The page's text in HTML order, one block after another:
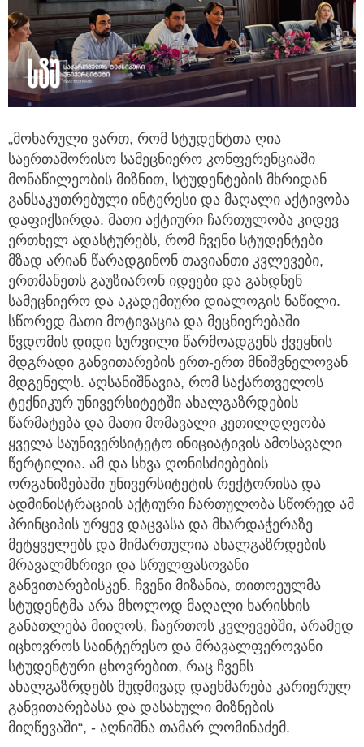
„მოხარული ვართ, რომ სტუდენტთა ღია
საერთაშორისო სამეცნიერო კონფერენციაში
მონაწილეობის მიზნით, სტუდენტების მხრიდან
განსაკუთრებული ინტერესი და მაღალი აქტივობა
დაფიქსირდა. მათი აქტიური ჩართულობა კიდევ
ერთხელ ადასტურებს, რომ ჩვენი სტუდენტები
მზად არიან წარადგინონ თავიანთი კვლევები,
ერთმანეთს გაუზიარონ იდეები და გახდნენ
სამეცნიერო და აკადემიური დიალოგის ნაწილი.
სწორედ მათი მოტივაცია და მეცნიერებაში
წვდომის დიდი სურვილი წარმოადგენს ქვეყნის
მდგრადი განვითარების ერთ-ერთ მნიშვნელოვან
მდგენელს. აღსანიშნავია, რომ საქართველოს
ტექნიკურ უნივერსიტეტში ახალგაზრდების
წარმატება და მათი მომავალი კეთილდღეობა
ყველა საუნივერსიტეტო ინიციატივის ამოსავალი
წერტილია. ამ და სხვა ღონისძიებების
ორგანიზებაში უნივერსიტეტის რექტორისა და
ადმინისტრაციის აქტიური ჩართულობა სწორედ ამ
პრინციპის ურყევ დაცვასა და მხარდაჭერაზე
მეტყველებს და მიმართულია ახალგაზრდების
მრავალმხრივი და სრულფასოვანი
განვითარებისკენ. ჩვენი მიზანია, თითოეულმა
სტუდენტმა არა მხოლოდ მაღალი ხარისხის
განათლება მიიღოს, ჩაერთოს კვლევებში, არამედ
იცხოვროს საინტერესო და მრავალფეროვანი
სტუდენტური ცხოვრებით, რაც ჩვენს
ახალგაზრდებს მუდმივად დაეხმარება კარიერულ
განვითარებასა და დასახული მიზნების
მიღწევაში“, - აღნიშნა თამარ ლომინაძემ.